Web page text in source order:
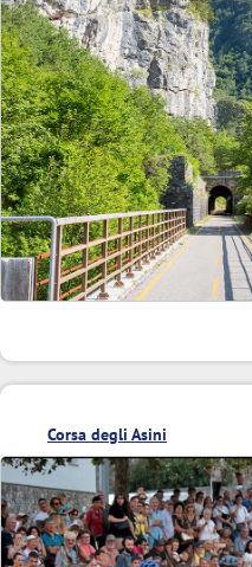
Corsa degli Asini